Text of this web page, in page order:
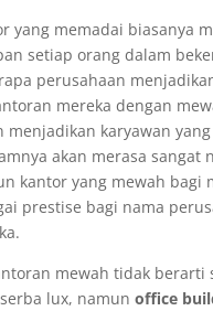
yang memadai biasanya
setiap orang dalam
perusahaan
mereka dengan
menjadikan karyawan
akan merasa sangat
kantor yang mewah bagi
prestise bagi nama
mewah tidak berarti
lux, namun office